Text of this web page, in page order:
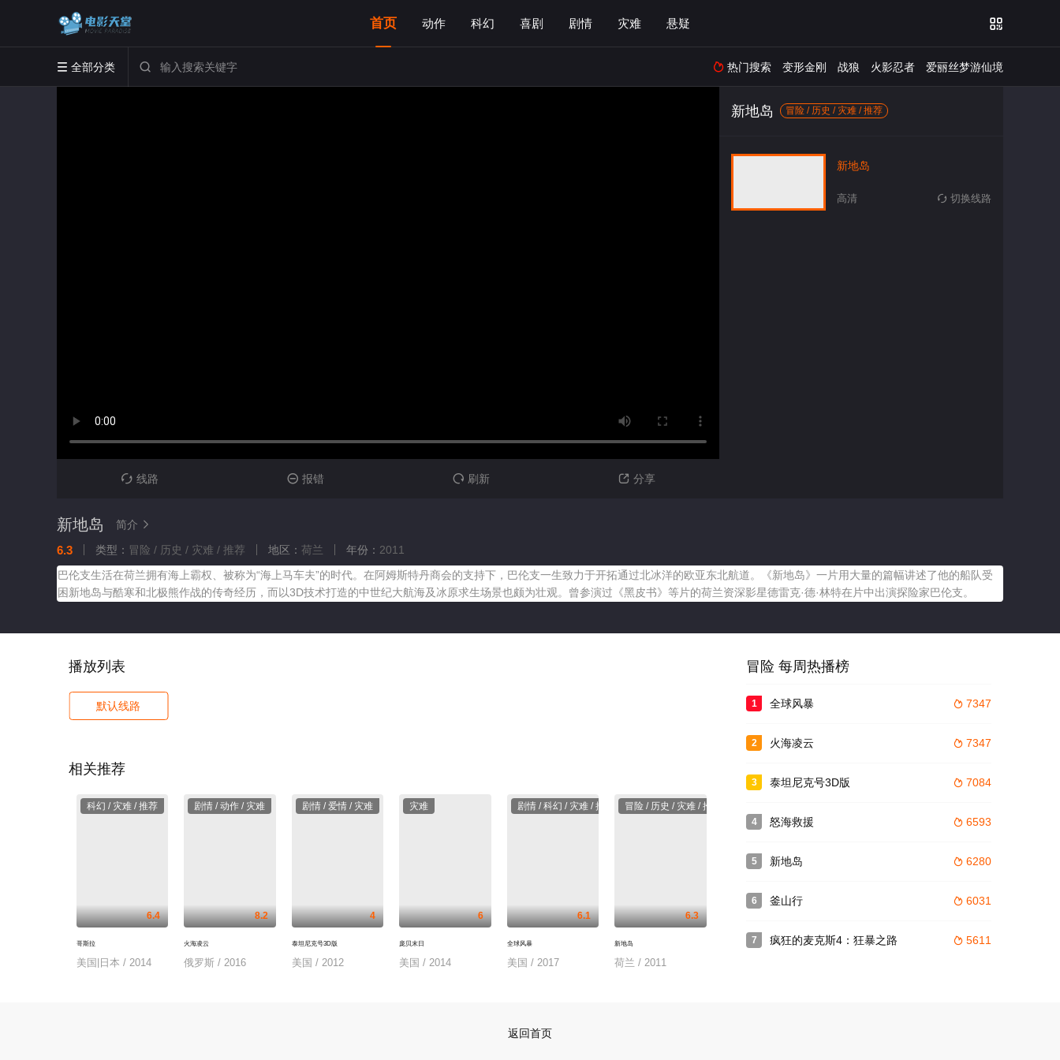
首页 动作 科幻 喜剧 剧情 灾难 悬疑 
 全部分类   热门搜索 变形金刚 战狼 火影忍者 爱丽丝梦游仙境
 线路  报错  刷新  分享
新地岛 冒险 / 历史 / 灾难 / 推荐
新地岛
高清  切换线路
新地岛 简介 
6.3 类型： 冒险 / 历史 / 灾难 / 推荐 地区： 荷兰 年份： 2011
巴伦支生活在荷兰拥有海上霸权、被称为“海上马车夫”的时代。在阿姆斯特丹商会的支持下，巴伦支一生致力于开拓通过北冰洋的欧亚东北航道。《新地岛》一片用大量的篇幅讲述了他的船队受
困新地岛与酷寒和北极熊作战的传奇经历，而以3D技术打造的中世纪大航海及冰原求生场景也颇为壮观。曾参演过《黑皮书》等片的荷兰资深影星德雷克·德·林特在片中出演探险家巴伦支。
播放列表
默认线路
相关推荐
科幻 / 灾难 / 推荐
6.4
哥斯拉
美国|日本 / 2014
剧情 / 动作 / 灾难
8.2
火海凌云
俄罗斯 / 2016
剧情 / 爱情 / 灾难
4
泰坦尼克号3D版
美国 / 2012
灾难
6
庞贝末日
美国 / 2014
剧情 / 科幻 / 灾难 / 推荐
6.1
全球风暴
美国 / 2017
冒险 / 历史 / 灾难 / 推荐
6.3
新地岛
荷兰 / 2011
冒险 每周热播榜
1  7347
全球风暴
2  7347
火海凌云
3  7084
泰坦尼克号3D版
4  6593
怒海救援
5  6280
新地岛
6  6031
釜山行
7  5611
疯狂的麦克斯4：狂暴之路
返回首页